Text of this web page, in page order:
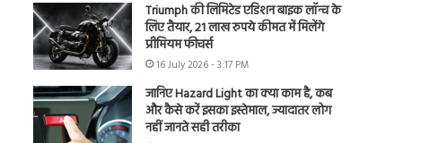
Triumph की लिमिटेड एडिशन बाइक लॉन्च के
लिए तैयार, 21 लाख रुपये कीमत में मिलेंगे
प्रीमियम फीचर्स
16 July 2026 - 3:17 PM
जानिए Hazard Light का क्या काम है, कब
और कैसे करें इसका इस्तेमाल, ज्यादातर लोग
नहीं जानते सही तरीका